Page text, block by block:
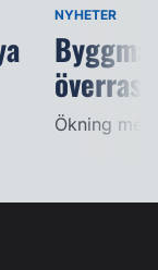
NYHETER
Ökning